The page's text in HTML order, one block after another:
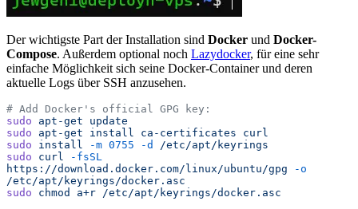
Der wichtigste Part der Installation sind Docker und Docker-
Compose. Außerdem optional noch Lazydocker, für eine sehr
einfache Möglichkeit sich seine Docker-Container und deren
aktuelle Logs über SSH anzusehen.
# Add Docker's official GPG key:
sudo apt-get update
sudo apt-get install ca-certificates curl
sudo install -m 0755 -d
/etc/apt/keyrings
sudo curl
-fsSL
https://download.docker.com/linux/ubuntu/gpg -o
/etc/apt/keyrings/docker.asc
sudo chmod a+r /etc/apt/keyrings/docker.asc